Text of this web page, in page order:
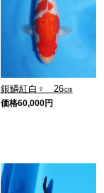
銀鱗紅白♀ 26㎝
価格60,000円